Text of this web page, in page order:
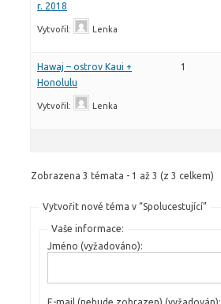
r. 2018
Vytvořil: Lenka
Hawaj – ostrov Kaui +
Honolulu
Vytvořil: Lenka
1
Zobrazena 3 témata - 1 až 3 (z 3 celkem)
Vytvořit nové téma v “Spolucestující”
Vaše informace:
Jméno (vyžadováno):